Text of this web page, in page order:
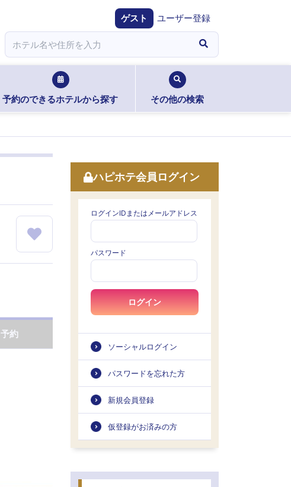
ゲスト ユーザー登録
予約のできるホテルから探す その他の検索
予約
ハピホテ会員ログイン
ログインIDまたはメールアドレス
パスワード
ログイン
ソーシャルログイン
パスワードを忘れた方
新規会員登録
仮登録がお済みの方